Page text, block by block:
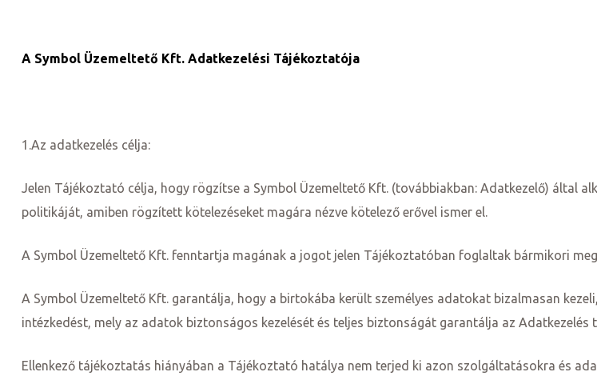
A Symbol Üzemeltető Kft. Adatkezelési Tájékoztatója
1.Az adatkezelés célja:
Jelen Tájékoztató célja, hogy rögzítse a Symbol Üzemeltető Kft. (továbbiakban: Adatkezelő) által
politikáját, amiben rögzített kötelezéseket magára nézve kötelező erővel ismer el.
A Symbol Üzemeltető Kft. fenntartja magának a jogot jelen Tájékoztatóban foglaltak bármikori
A Symbol Üzemeltető Kft. garantálja, hogy a birtokába került személyes adatokat bizalmasan
intézkedést, mely az adatok biztonságos kezelését és teljes biztonságát garantálja az
Ellenkező tájékoztatás hiányában a Tájékoztató hatálya nem terjed ki azon szolgáltatásokra és